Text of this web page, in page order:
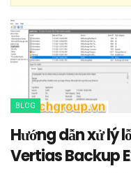
BLOG
Hướng dẫn xử lý
Vertias Backup